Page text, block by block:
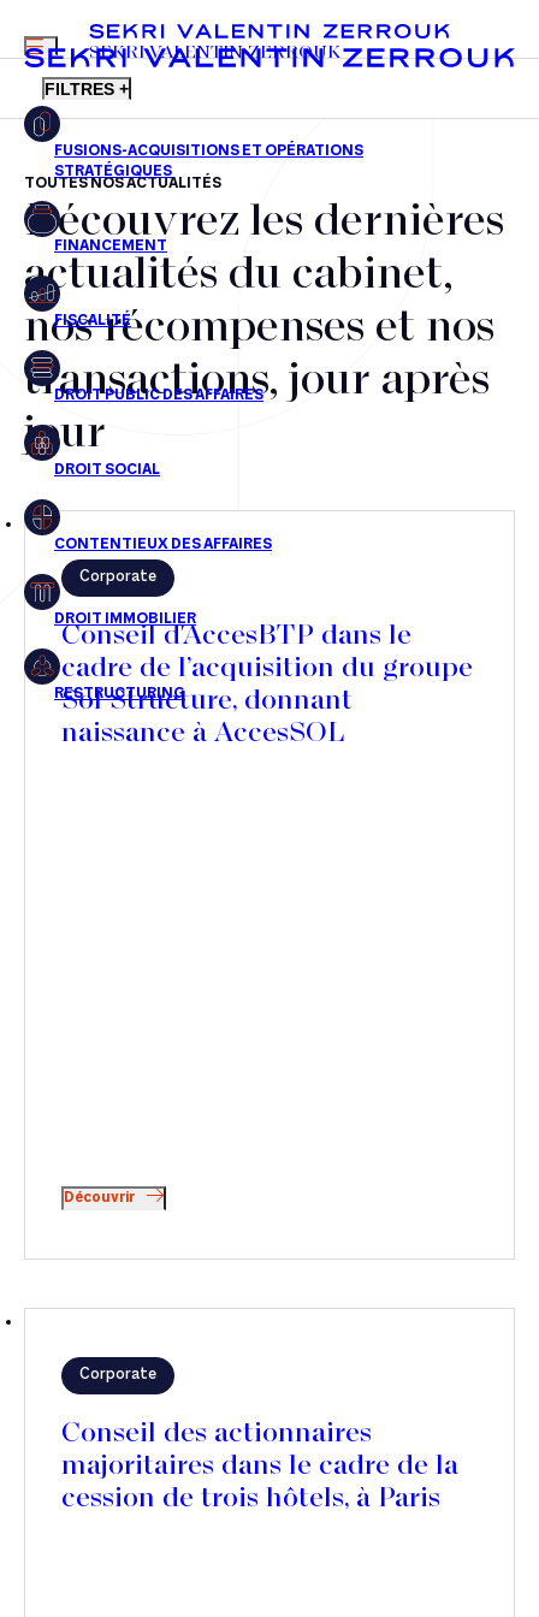
FR EN
MENU
SEKRI VALENTIN ZERROUK
FILTRES +
Fusions-acquisitions et opérations stratégiques
Financement
Fiscalité
Droit public des affaires
Droit social
Droit immobilier
Restructuring
Article
TOUTES NOS ACTUALITÉS
Découvrez les dernières
actualités du cabinet,
nos récompenses et nos
transactions, jour après
jour
Corporate
Conseil d'AccesBTP dans le
cadre de l’acquisition du groupe
Sol Structure, donnant
naissance à AccesSOL
Découvrir
Corporate
Conseil des actionnaires
majoritaires dans le cadre de la
cession de trois hôtels, à Paris